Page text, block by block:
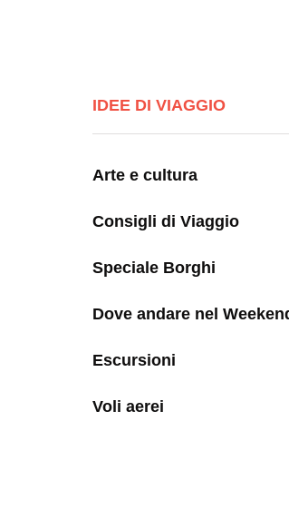
IDEE DI VIAGGIO
Arte e cultura
Consigli di Viaggio
Speciale Borghi
Dove andare nel
Escursioni
Voli aerei